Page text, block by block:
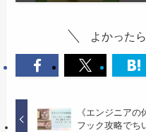
よかった
《エンジニア
フック攻略でち